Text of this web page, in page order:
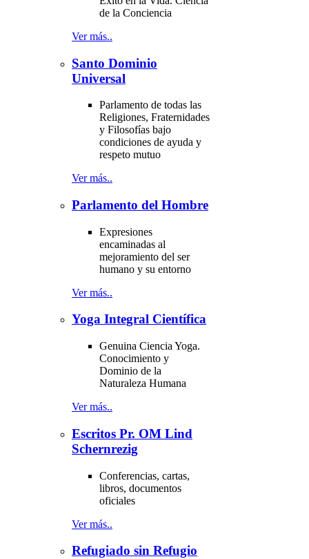
de la Conciencia
Ver más..
Santo Dominio
Universal
Parlamento de todas las
Religiones, Fraternidades
y Filosofías bajo
condiciones de ayuda y
respeto mutuo
Ver más..
Parlamento del Hombre
Expresiones
encaminadas al
mejoramiento del ser
humano y su entorno
Ver más..
Yoga Integral Científica
Genuina Ciencia Yoga.
Conocimiento y
Dominio de la
Naturaleza Humana
Ver más..
Escritos Pr. OM Lind
Schernrezig
Conferencias, cartas,
libros, documentos
oficiales
Ver más..
Refugiado sin Refugio